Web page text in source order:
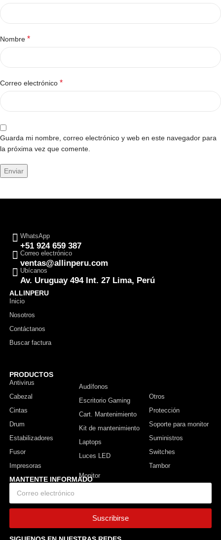
Nombre *
Correo electrónico *
Guarda mi nombre, correo electrónico y web en este navegador para
la próxima vez que comente.
WhatsApp
+51 924 659 387
Correo electrónico
ventas@allinperu.com
Ubícanos
Av. Uruguay 494 Int. 27 Lima, Perú
ALLINPERU
Inicio
Nosotros
Contáctanos
Buscar factura
PRODUCTOS
Antivirus
Cabezal
Cintas
Drum
Estabilizadores
Fusor
Impresoras
Audífonos
Escritorio Gaming
Cart. Mantenimiento
Kit de mantenimiento
Laptops
Luces LED
Otros
Protección
Soporte para monitor
Suministros
Switches
Tambor
MANTENTE INFORMADO
Suscribirse